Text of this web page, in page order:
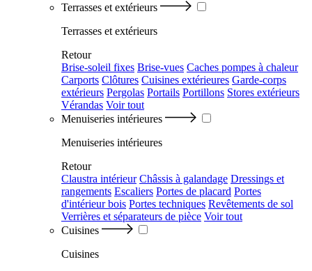
Terrasses et extérieurs
Terrasses et extérieurs
Retour
Brise-soleil fixes Brise-vues Caches pompes à chaleur
Carports Clôtures Cuisines extérieures Garde-corps
extérieurs Pergolas Portails Portillons Stores extérieurs
Vérandas Voir tout
Menuiseries intérieures
Menuiseries intérieures
Retour
Claustra intérieur Châssis à galandage Dressings et
rangements Escaliers Portes de placard Portes
d'intérieur bois Portes techniques Revêtements de sol
Verrières et séparateurs de pièce Voir tout
Cuisines
Cuisines